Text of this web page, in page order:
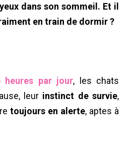
dans son sommeil. Et il
en train de dormir ?
par jour, les chats
leur instinct de survie,
toujours en alerte, aptes à